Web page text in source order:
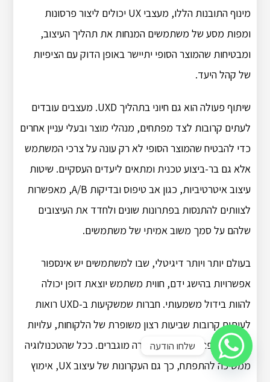
מינוף התובנות הללו, מעצבי UX יכולים ליצור פרסונות
ומפות מסע של משתמשים המנחות את תהליך העיצוב,
ומבטיחות שהמוצר הסופי יתיישר באופן הדוק עם הציפיות
של קהל היעד.
שיתוף פעולה הוא גם חיוני בתהליך UXD. מעצבים עובדים
לעתים קרובות לצד מפתחים, מנהלי מוצר ובעלי עניין אחרים
כדי להבטיח שהמוצר הסופי לא רק עונה על צרכי המשתמש
אלא גם בר-ביצוע טכנית ומתאים ליעדים העסקיים. שיטות
עיצוב איטרטיביות, כגון אב טיפוס ובדיקות A/B, מאפשרות
לצוותים להתנסות בפתרונות שונים ולחדד את העיצובים
שלהם על סמך משוב אמיתי של משתמשים.
בעולם יותר ויותר דיגיטלי, שבו למשתמשים יש אינספור
אפשרויות בהישג ידם, חווית משתמש יוצאת דופן יכולה
להוות בידול משמעותי. חברות שמשקיעות ב-UXD רואות
לעיתים קרובות שביעות רצון משופרת של הלקוחות, עלויות
תמיכה מופחתות ושיעורי המרה מוגברים. ככל שהטכנולוגיה
ממשיכה להתפתח, כך גם העקרונות של עיצוב UX, אימוץ
שלחו הודעה